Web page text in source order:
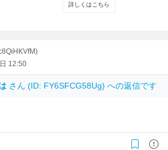
12:50
さん (ID: FY6SFCG58Ug) への返信です